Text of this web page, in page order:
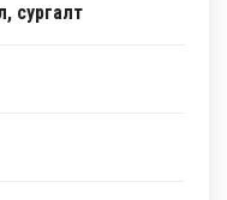
сургалт